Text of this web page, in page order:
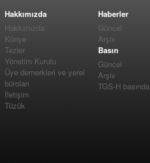
Hakkımızda
Hakkımızda
Künye
Tezler
Yönetim Kurulu
Üye dernerkleri ve yerel
büroları
İletişim
Tüzük
Haberler
Güncel
Arşiv
Basın
Güncel
Arşiv
TGS-H basında